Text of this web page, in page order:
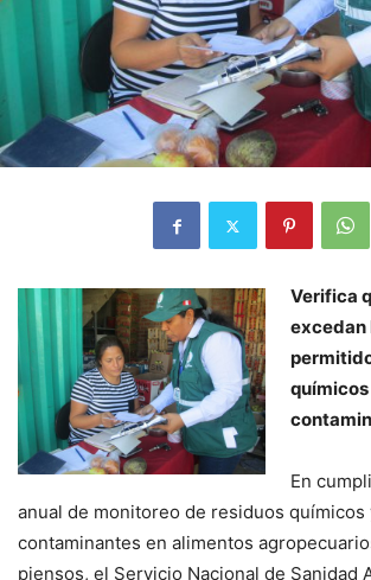
Verifica
excedan
En
anual de monitoreo de residuos químicos
contaminantes en alimentos
piensos, el Servicio Nacional de Sanidad